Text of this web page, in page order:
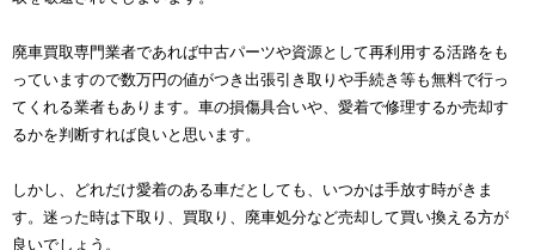
廃車買取専門業者であれば中古パーツや資源として再利用する活路をも
っていますので数万円の値がつき出張引き取りや手続き等も無料で行っ
てくれる業者もあります。車の損傷具合いや、愛着で修理するか売却す
るかを判断すれば良いと思います。
しかし、どれだけ愛着のある車だとしても、いつかは手放す時がきま
す。迷った時は下取り、買取り、廃車処分など売却して買い換える方が
良いでしょう。